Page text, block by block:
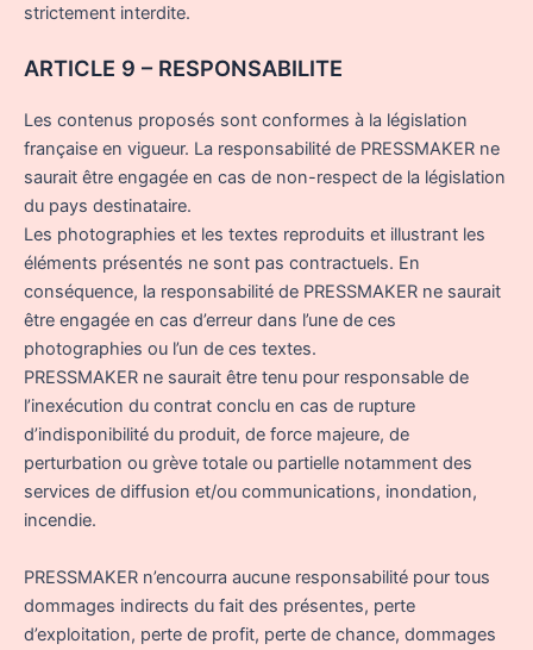
strictement interdite.
ARTICLE 9 – RESPONSABILITE
Les contenus proposés sont conformes à la législation
française en vigueur. La responsabilité de PRESSMAKER ne
saurait être engagée en cas de non-respect de la législation
du pays destinataire.
Les photographies et les textes reproduits et illustrant les
éléments présentés ne sont pas contractuels. En
conséquence, la responsabilité de PRESSMAKER ne saurait
être engagée en cas d’erreur dans l’une de ces
photographies ou l’un de ces textes.
PRESSMAKER ne saurait être tenu pour responsable de
l’inexécution du contrat conclu en cas de rupture
d’indisponibilité du produit, de force majeure, de
perturbation ou grève totale ou partielle notamment des
services de diffusion et/ou communications, inondation,
incendie.
PRESSMAKER n’encourra aucune responsabilité pour tous
dommages indirects du fait des présentes, perte
d’exploitation, perte de profit, perte de chance, dommages